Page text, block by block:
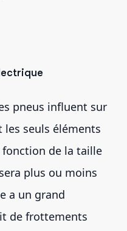
pneus influent sur
les seuls éléments
fonction de la taille
plus ou moins
a un grand
de frottements